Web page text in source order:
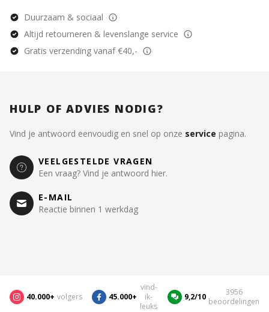
Duurzaam & sociaal
Altijd retourneren & levenslange service
Gratis verzending vanaf €40,-
HULP OF ADVIES NODIG?
Vind je antwoord eenvoudig en snel op onze service pagina.
VEELGESTELDE VRAGEN
Een vraag? Vind je antwoord hier.
E-MAIL
Reactie binnen 1 werkdag
40.000+ volgers 45.000+
vind-
ik-
leuks
9,2/10
3956
beoordelingen